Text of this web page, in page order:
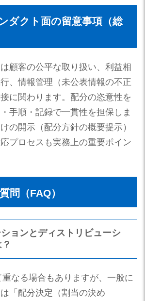
ダクト面の留意事項（総
顧客の公平な取り扱い、利益相
、情報管理（未公表情報の不正
に関わります。配分の恣意性を
手順・記録で一貫性を担保しま
の開示（配分方針の概要提示）
プロセスも実務上の重要ポイン
問（FAQ）
ョンとディストリビューシ
なる場合もありますが、一般に
「配分決定（割当の決め